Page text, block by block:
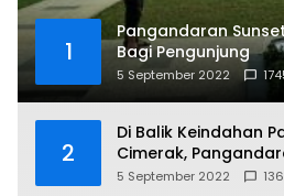
1
Pangandaran
Bagi Pengunjung
5 September 2022
2
Di Balik Keindahan
Cimerak,
5 September 2022